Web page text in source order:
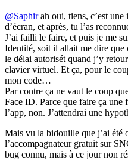
@Saphirah oui, tiens, c’est une
d’écran, et après, tu l’as
J’ai failli le faire, et puis je me
Identité, soit il allait me dire que
le délai autorisét quand j’y
clavier virtuel. Et ça, pour le
mon code…
Par contre ça ne vaut le coup
Face ID. Parce que faire ça une
l’app, non. J’attendrai une
Mais vu la bidouille que j’ai été
l’accompagnateur gratuit sur
bug connu, mais à ce jour non